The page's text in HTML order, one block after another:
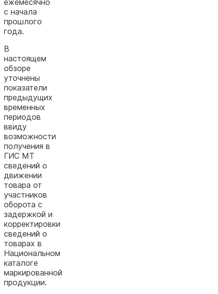
с начала
прошлого
года.
В
настоящем
обзоре
уточнены
показатели
предыдущих
временных
периодов
ввиду
возможности
получения в
ГИС МТ
сведений о
движении
товара от
участников
оборота с
задержкой и
корректировки
сведений о
товарах в
Национальном
каталоге
маркированной
продукции.